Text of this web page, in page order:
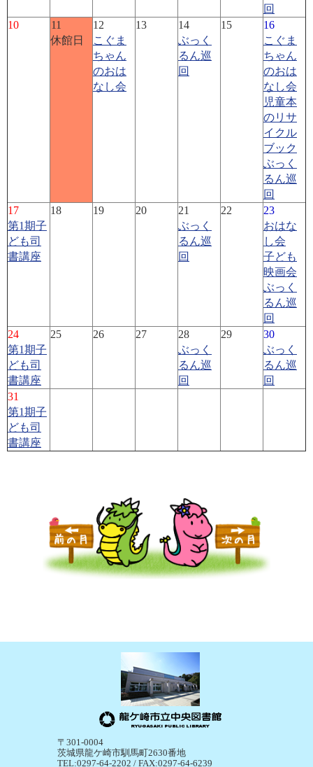
回
10
11
休館日
12
こぐま
ちゃん
のおは
なし会
13
14
ぶっく
るん巡
回
15
16
こぐま
ちゃん
のおは
なし会
児童本
のリサ
イクル
ブック
ぶっく
るん巡
回
17
第1期子
ども司
書講座
18 19 20
21
ぶっく
るん巡
回
22
23
おはな
し会
子ども
映画会
ぶっく
るん巡
回
24
第1期子
ども司
書講座
25 26 27
28
ぶっく
るん巡
回
29
30
ぶっく
るん巡
回
31
第1期子
ども司
書講座
〒301-0004
茨城県龍ケ崎市馴馬町2630番地
TEL:0297-64-2202 / FAX:0297-64-6239